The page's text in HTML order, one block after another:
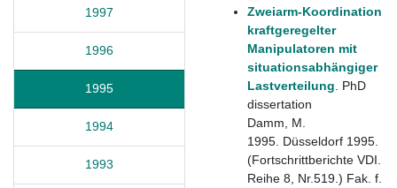
1997
1996
1995
1994
1993
Zweiarm-Koordination
kraftgeregelter
Manipulatoren mit
situationsabhängiger
Lastverteilung . PhD
dissertation
Damm, M.
1995. Düsseldorf 1995.
(Fortschrittberichte VDI.
Reihe 8, Nr.519.) Fak. f.